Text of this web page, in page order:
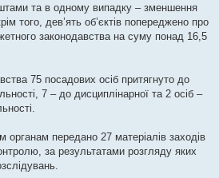
та в одному випадку ‒ зменшення
того, дев’ять об’єктів попереджено про
законодавства на суму понад 16,5
75 посадових осіб притягнуто до
7 – до дисциплінарної та 2 осіб –
органам передано 27 матеріалів заходів
за результатами розгляду яких